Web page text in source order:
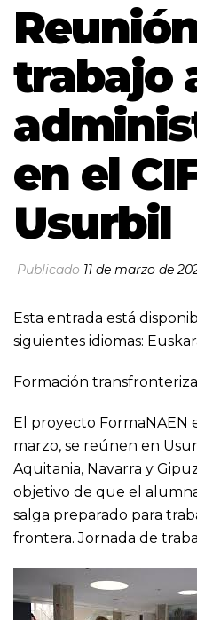
trabajo
en el
Usurbil
Publicado 11 de marzo de
Esta entrada está
siguientes idiomas:
Formación
El proyecto FormaNAEN
marzo, se reúnen en
Aquitania, Navarra y
objetivo de que el
salga preparado para
frontera. Jornada de